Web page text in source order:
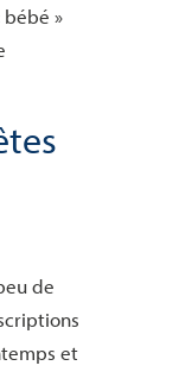
bébé »
de
et